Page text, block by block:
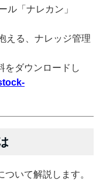
ル「ナレカン」
える、ナレッジ管理
をダウンロードし
いて解説します。